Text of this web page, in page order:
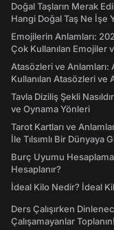
Doğal Taşların Merak
Hangi Doğal Taş Ne İşe
Emojilerin Anlamları:
Çok Kullanılan Emojiler
Atasözleri ve Anlamları:
Kullanılan Atasözleri ve
Tavla Diziliş Şekli
ve Oynama Yönleri
Tarot Kartları ve
İle Tılsımlı Bir Dünyaya
Burç Uyumu
Hesaplanır?
İdeal Kilo Nedir? İdeal
Ders Çalışırken
Çalışamayanlar Toplanın!